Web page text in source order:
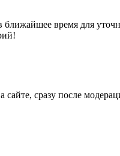
время для
сразу после